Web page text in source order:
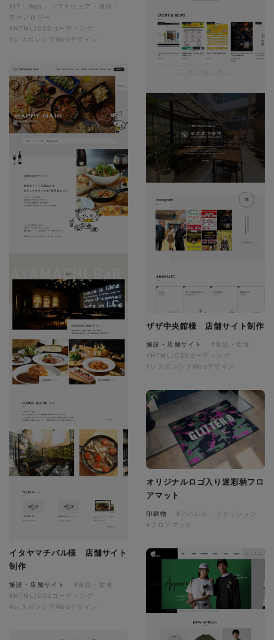
#IT・Web・ソフトウェア・通信・
テクノロジー
#HTML/CSSコーディング
#レスポンシブWebデザイン
ザザ中央館様 店舗サイト制作
施設・店舗サイト
#食品・飲食
#HTML/CSSコーディング
#レスポンシブWebデザイン
イタヤマチバル様 店舗サイト
制作
施設・店舗サイト
#食品・飲食
#HTML/CSSコーディング
#レスポンシブWebデザイン
オリジナルロゴ入り迷彩柄フロ
アマット
印刷物
#アパレル・ファッション
#フロアマット